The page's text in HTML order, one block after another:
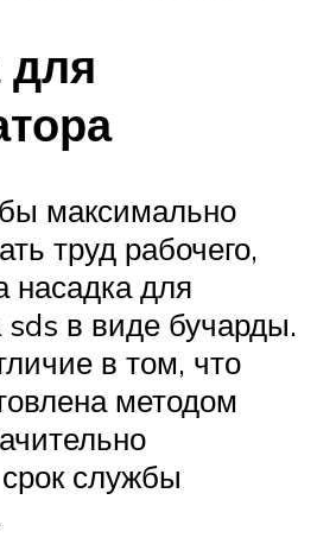
для
максимально
труд рабочего,
насадка для
в виде бучарды.
в том, что
методом
службы